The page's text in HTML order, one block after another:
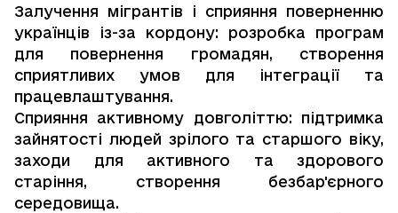
Залучення мігрантів і сприяння поверненню
українців із-за кордону: розробка програм
для повернення громадян, створення
сприятливих умов для інтеграції та
працевлаштування.
Сприяння активному довголіттю: підтримка
зайнятості людей зрілого та старшого віку,
заходи для активного та здорового
старіння, створення безбар'єрного
середовища.